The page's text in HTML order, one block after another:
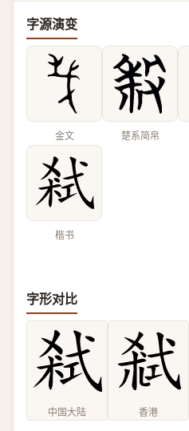
字源演变
金文 楚系简帛
楷书
字形对比
中国大陆 香港